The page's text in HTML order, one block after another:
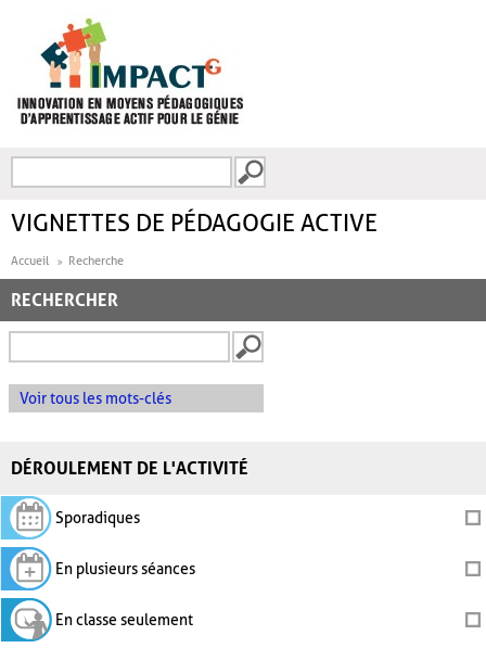
FORMULAIRE DE
VIGNETTES DE PÉDAGOGIE ACTIVE
Accueil Recherche
RECHERCHER
Voir tous les mots-clés
DÉROULEMENT DE L'ACTIVITÉ
Sporadiques
En plusieurs séances
En classe seulement